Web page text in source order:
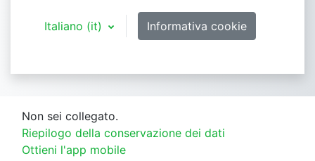
Italiano ‎(it)‎ Informativa cookie
Non sei collegato.
Riepilogo della conservazione dei dati
Ottieni l'app mobile